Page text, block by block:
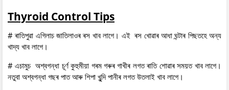
Thyroid Control Tips
# ৰাতিপুৱা এগিলাচ জাতিলাওৰ ৰস খাব লাগে। এই ৰস খোৱাৰ আধা ঘন্টাৰ পিছতহে অন্য
খাদ্য খাব লাগে।
# এচামুচ অশ্বগন্ধা চূৰ্ণ কুহুমীয়া গৰম গৰুৰ গাখীৰ লগত ৰাতি শোৱাৰ সময়ত খাব লাগে।
নতুবা অশ্বগন্ধা গছৰ পাত আৰু শিপা খুন্দি পানীৰ লগত উতলাই খাব লাগে।